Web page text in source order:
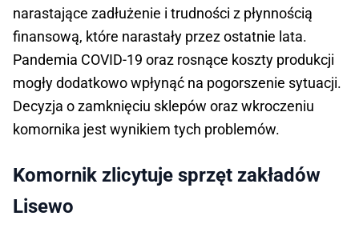
narastające zadłużenie i trudności z płynnością
finansową, które narastały przez ostatnie lata.
Pandemia COVID-19 oraz rosnące koszty produkcji
mogły dodatkowo wpłynąć na pogorszenie sytuacji.
Decyzja o zamknięciu sklepów oraz wkroczeniu
komornika jest wynikiem tych problemów.
Komornik zlicytuje sprzęt zakładów
Lisewo